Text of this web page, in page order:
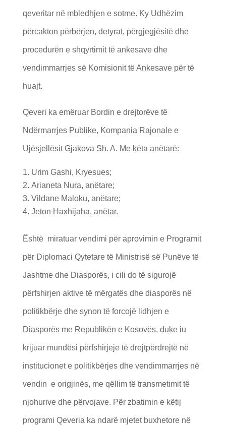
qeveritar në mbledhjen e sotme. Ky Udhëzim
përcakton përbërjen, detyrat, përgjegjësitë dhe
procedurën e shqyrtimit të ankesave dhe
vendimmarrjes së Komisionit të Ankesave për të
huajt.
Qeveri ka emëruar Bordin e drejtorëve të
Ndërmarrjes Publike, Kompania Rajonale e
Ujësjellësit Gjakova Sh. A. Me këta anëtarë:
Urim Gashi, Kryesues;
Arianeta Nura, anëtare;
Vildane Maloku, anëtare;
Jeton Haxhijaha, anëtar.
Është miratuar vendimi për aprovimin e Programit
për Diplomaci Qytetare të Ministrisë së Punëve të
Jashtme dhe Diasporës, i cili do të sigurojë
përfshirjen aktive të mërgatës dhe diasporës në
politikbërje dhe synon të forcojë lidhjen e
Diasporës me Republikën e Kosovës, duke iu
krijuar mundësi përfshirjeje të drejtpërdrejtë në
institucionet e politikbërjes dhe vendimmarrjes në
vendin e origjinës, me qëllim të transmetimit të
njohurive dhe përvojave. Për zbatimin e këtij
programi Qeveria ka ndarë mjetet buxhetore në